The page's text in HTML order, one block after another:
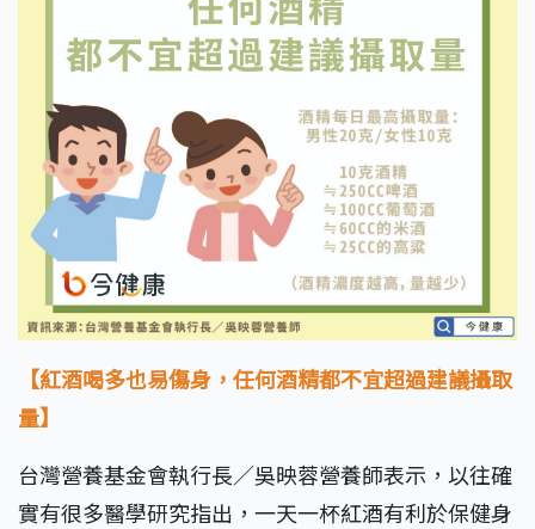
【紅酒喝多也易傷身，任何酒精都不宜超過建議攝取
量】
台灣營養基金會執行長／吳映蓉營養師表示，以往確
實有很多醫學研究指出，一天一杯紅酒有利於保健身